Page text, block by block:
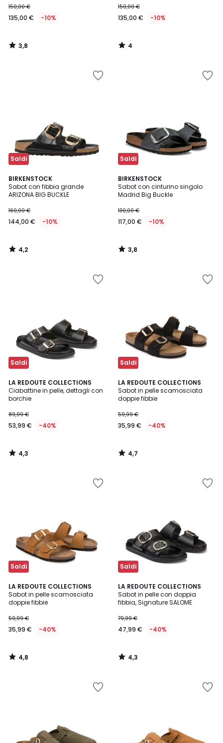
150,00 €
135,00 € -10%
3,8
/
150,00 €
135,00 € -10%
4
/
Saldi
BIRKENSTOCK
Sabot con fibbia grande
ARIZONA BIG BUCKLE
160,00 €
144,00 € -10%
4,2
/ 5
4,2
/
Saldi
BIRKENSTOCK
Sabot con cinturino singolo
Madrid Big Buckle
130,00 €
117,00 € -10%
3,8
/ 5
3,8
/
Saldi
LA REDOUTE COLLECTIONS
Ciabattine in pelle, dettagli con
borchie
89,99 €
53,99 € -40%
4,3
/ 5
4,3
/
Saldi
LA REDOUTE COLLECTIONS
Sabot in pelle scamosciata
doppie fibbie
59,99 €
35,99 € -40%
4,7
/ 5
4,7
/
Saldi
LA REDOUTE COLLECTIONS
Sabot in pelle scamosciata
doppie fibbie
59,99 €
35,99 € -40%
4,8
/ 5
4,8
/
Saldi
LA REDOUTE COLLECTIONS
Sabot in pelle con doppia
fibbia, Signature SALOME
79,99 €
47,99 € -40%
4,3
/ 5
4,3
/